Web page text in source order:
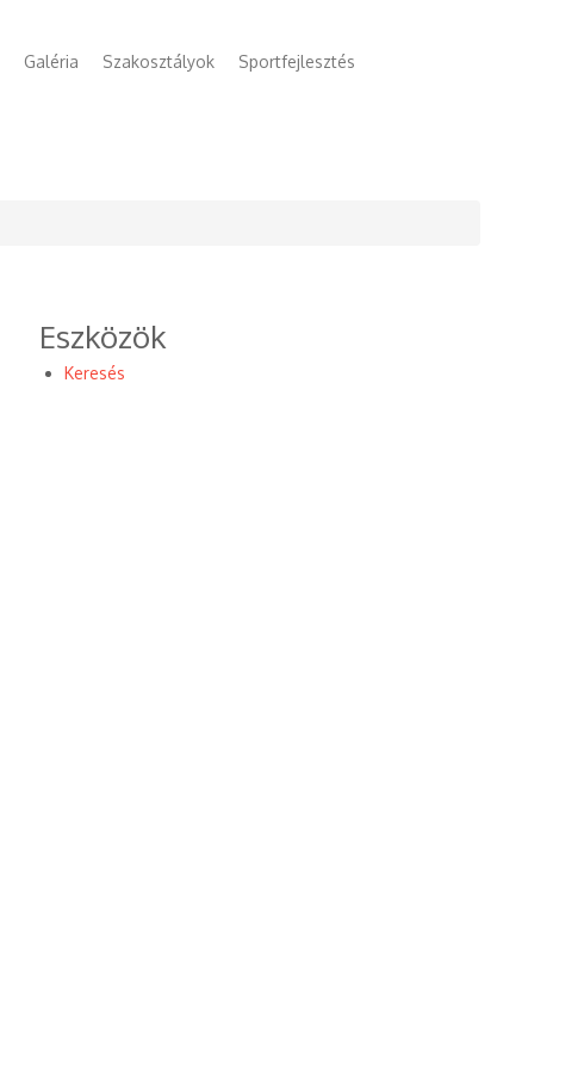
Galéria Szakosztályok Sportfejlesztés
Eszközök
Keresés